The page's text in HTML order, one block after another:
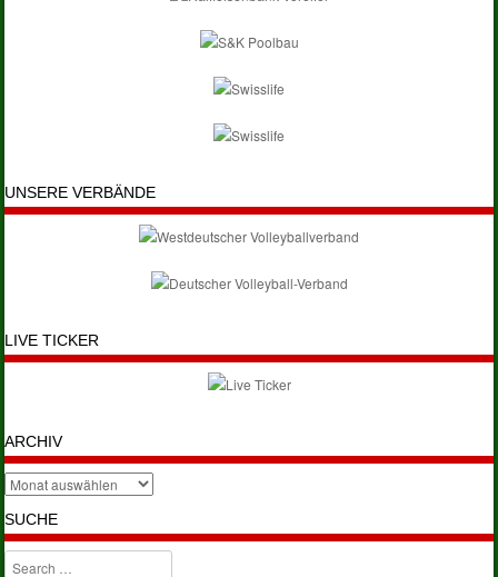
UNSERE VERBÄNDE
LIVE TICKER
ARCHIV
Archiv
SUCHE
Search